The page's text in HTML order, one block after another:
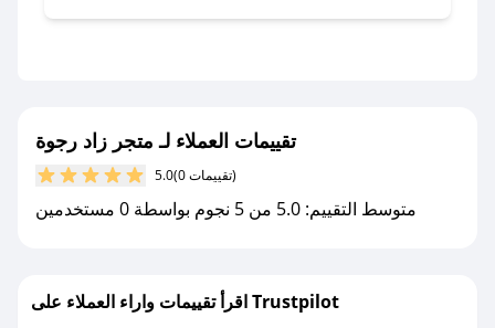
مع صحصح، تسوق بذكاء ووفّر على كل مشترياتك مع
كوبونات خصم حصرية من متجر زاد رجوة!
تقييمات العملاء لـ متجر زاد رجوة
5.0 (0 تقييمات)
متوسط التقييم: 5.0 من 5 نجوم بواسطة 0 مستخدمين
اقرأ تقييمات واراء العملاء على Trustpilot